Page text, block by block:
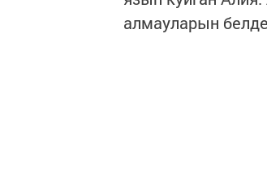
алмауларын